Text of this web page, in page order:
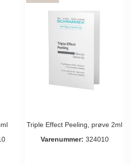
Triple Effect Peeling, prøve 2ml
Varenummer: 324010